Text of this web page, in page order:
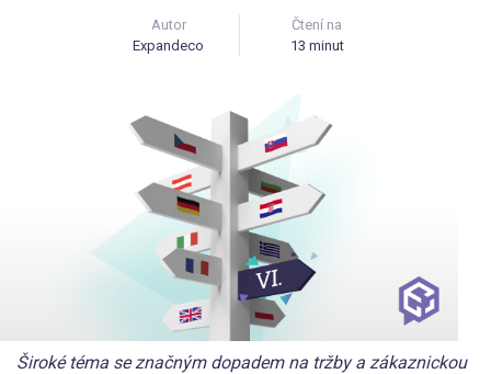
Autor
Expandeco
Čtení na
13 minut
Široké téma se značným dopadem na tržby a zákaznickou